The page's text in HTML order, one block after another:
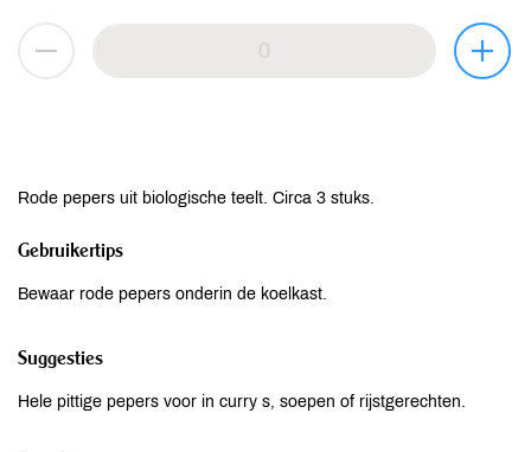
Rode pepers uit biologische teelt. Circa 3 stuks.
Gebruikertips
Bewaar rode pepers onderin de koelkast.
Suggesties
Hele pittige pepers voor in curry s, soepen of rijstgerechten.